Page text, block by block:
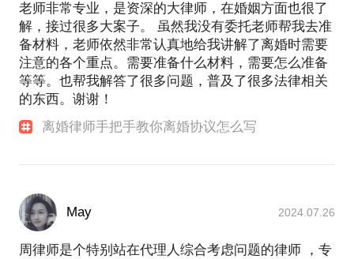
老师非常专业，是资深的大律师，在婚姻方面也很了
解，接过很多大案子。 虽然我没有委托老师帮我去准
备材料，老师依然非常认真地给我讲解了离婚时需要
注意的各个重点。需要准备什么材料，需要怎么准备
等等。也帮我解答了很多问题，普及了很多法律相关
的东西。谢谢！
离婚律师手把手教你离婚协议怎么写
May 2024.07.26
周律师是个特别站在代理人综合考虑问题的律师 ，专